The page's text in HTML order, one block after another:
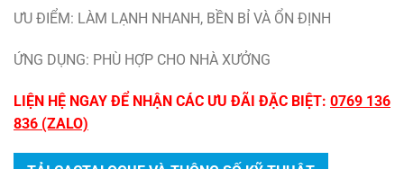
ƯU ĐIỂM: LÀM LẠNH NHANH, BỀN BỈ VÀ ỔN ĐỊNH
ỨNG DỤNG: PHÙ HỢP CHO NHÀ XƯỞNG
LIỆN HỆ NGAY ĐỂ NHẬN CÁC ƯU ĐÃI ĐẶC BIỆT: 0769 136
836 (ZALO)